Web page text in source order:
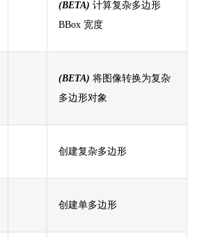
(BETA) 计算复杂多边形
BBox 宽度
(BETA) 将图像转换为复杂
多边形对象
创建复杂多边形
创建单多边形